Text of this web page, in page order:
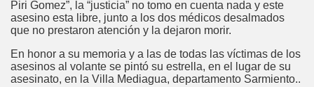
Piri Gomez”, la “justicia” no tomo en cuenta nada y este
asesino esta libre, junto a los dos médicos desalmados
que no prestaron atención y la dejaron morir.
En honor a su memoria y a las de todas las víctimas de los
asesinos al volante se pintó su estrella, en el lugar de su
asesinato, en la Villa Mediagua, departamento Sarmiento..